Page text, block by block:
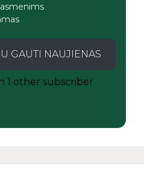
GAUTI NAUJIENAS
1 other subscriber